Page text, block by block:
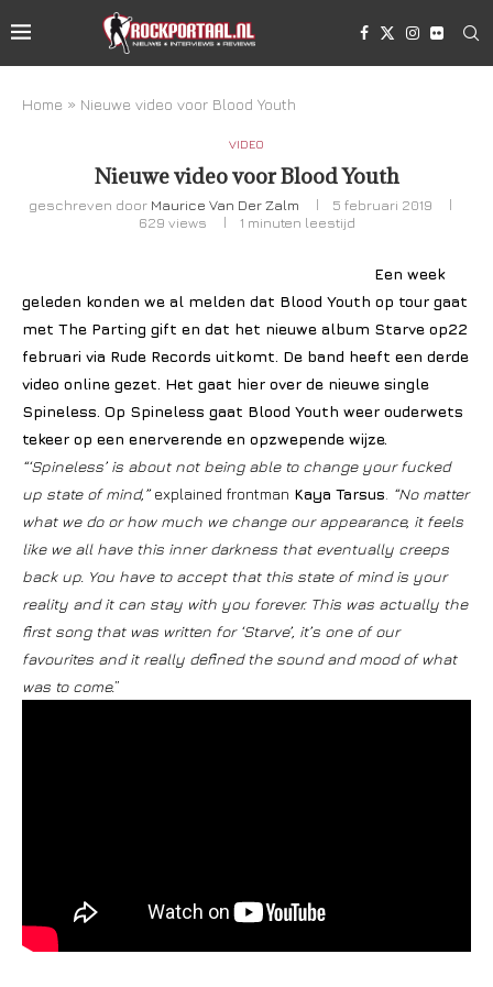
Home » Nieuwe video voor Blood Youth
VIDEO
Nieuwe video voor Blood Youth
geschreven door Maurice Van Der Zalm
5 februari 2019
629 views 1 minuten leestijd
Een week
geleden konden we al melden dat Blood Youth op tour gaat
met The Parting gift en dat het nieuwe album Starve op22
februari via Rude Records uitkomt. De band heeft een derde
video online gezet. Het gaat hier over de nieuwe single
Spineless. Op Spineless gaat Blood Youth weer ouderwets
tekeer op een enerverende en opzwepende wijze.
“‘Spineless’ is about not being able to change your fucked
up state of mind,”explained frontman Kaya Tarsus “No matter
what we do or how much we change our appearance, it feels
like we all have this inner darkness that eventually creeps
back up. You have to accept that this state of mind is your
reality and it can stay with you forever. This was actually the
first song that was written for ‘Starve’, it’s one of our
favourites and it really defined the sound and mood of what
was to come.”